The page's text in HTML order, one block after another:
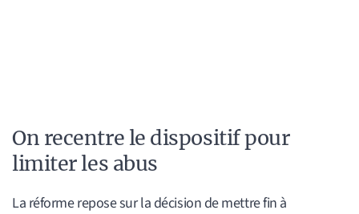
On recentre le dispositif pour
limiter les abus
La réforme repose sur la décision de mettre fin à